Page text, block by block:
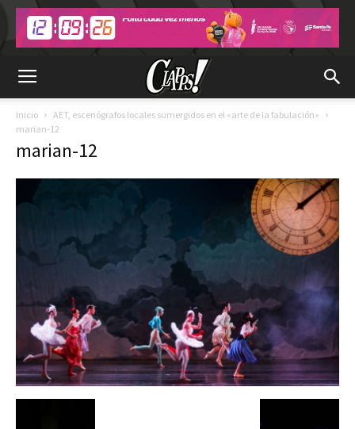
Inicio
AET, escenógrafos locales sumergidos en el «arte de la fabulación»
marian-12
marian-12